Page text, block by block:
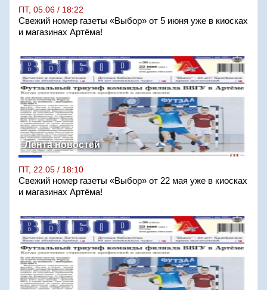
ПТ, 05.06 / 18:22
Свежий номер газеты «Выбор» от 5 июня уже в киосках
и магазинах Артёма!
Лента новостей
ПТ, 22.05 / 18:10
Свежий номер газеты «Выбор» от 22 мая уже в киосках
и магазинах Артёма!